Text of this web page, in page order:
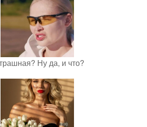
Ну да, и что?